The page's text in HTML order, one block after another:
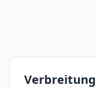
Verbreitung